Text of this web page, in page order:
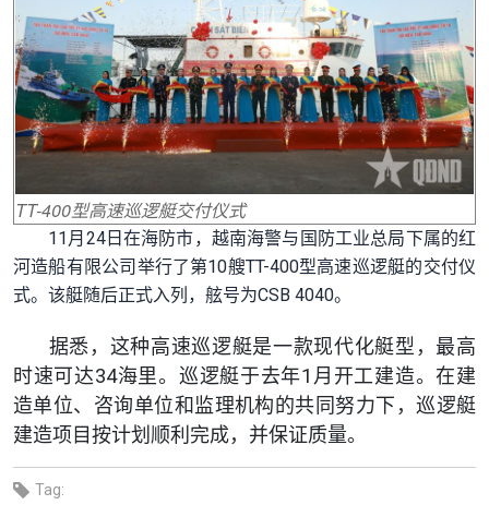
TT-400型高速巡逻艇交付仪式
11月24日在海防市，越南海警与国防工业总局下属的红
河造船有限公司举行了第10艘TT-400型高速巡逻艇的交付仪
式。该艇随后正式入列，舷号为CSB 4040。
据悉，这种高速巡逻艇是一款现代化艇型，最高
时速可达34海里。巡逻艇于去年1月开工建造。在建
造单位、咨询单位和监理机构的共同努力下，巡逻艇
建造项目按计划顺利完成，并保证质量。
Tag: